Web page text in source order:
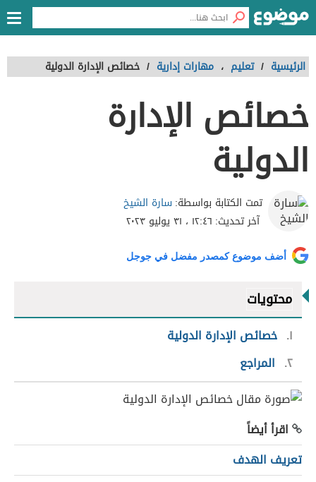
الرئيسية / تعليم ، مهارات إدارية / خصائص الإدارة الدولية
خصائص الإدارة
الدولية
تمت الكتابة بواسطة:سارة الشيخ
آخر تحديث: ١٢:٤٦ ، ٣١ يوليو ٢٠٢٣
أضف موضوع كمصدر مفضل في جوجل
محتويات
١ خصائص الإدارة الدولية
٢ المراجع
اقرأ أيضاً
تعريف الهدف